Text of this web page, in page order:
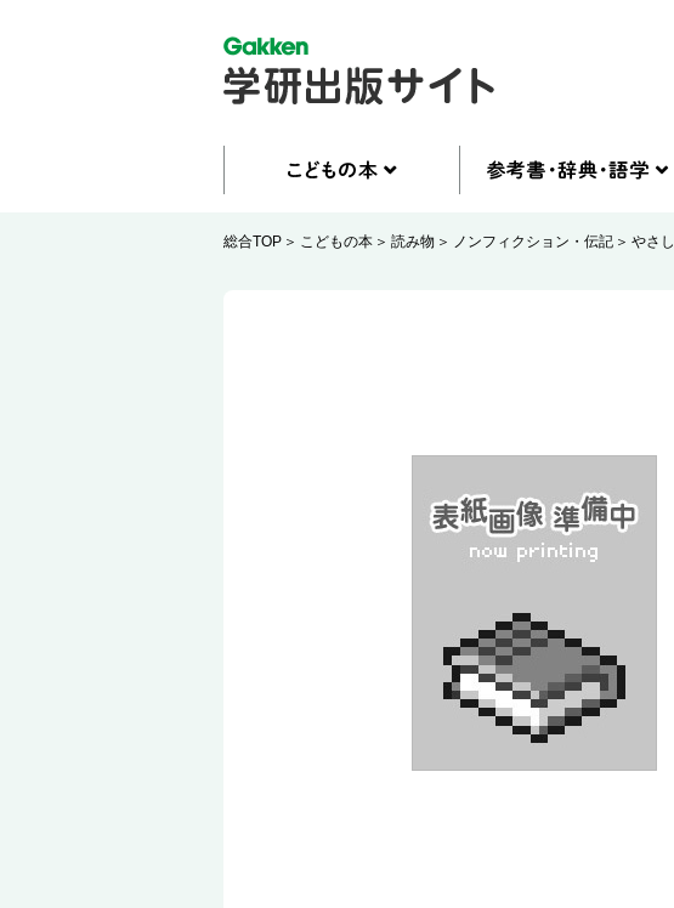
総合TOP こどもの本 読み物 ノンフィクション・伝記 やさ